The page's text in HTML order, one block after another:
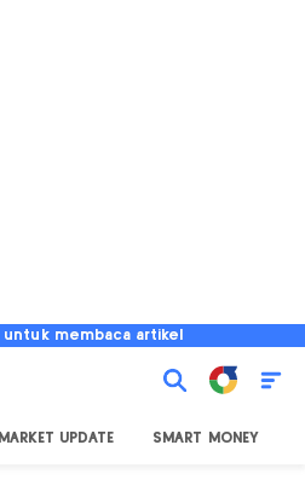
untuk membaca artikel
MARKET UPDATE SMART MONEY